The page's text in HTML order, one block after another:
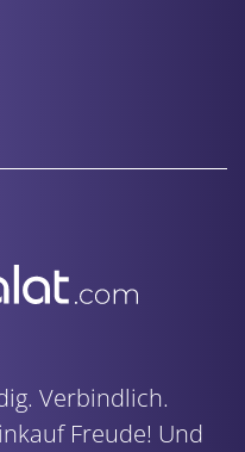
Verbindlich.
Freude! Und